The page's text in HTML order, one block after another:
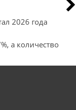
2026 года
а количество